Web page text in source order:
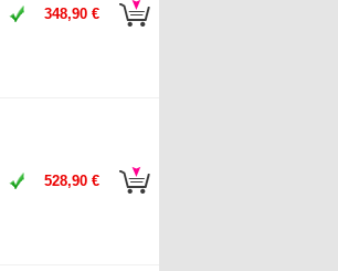
348,90 €
528,90 €